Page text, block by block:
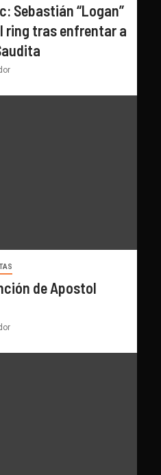
Sebastián “Logan”
ring tras enfrentar a
de Apostol